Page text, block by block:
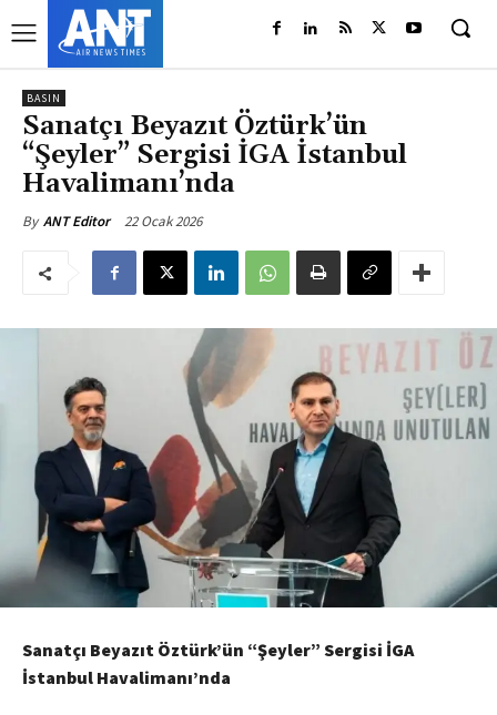
BASIN
Sanatçı Beyazıt Öztürk’ün
“Şeyler” Sergisi İGA İstanbul
Havalimanı’nda
By ANT Editor 22 Ocak 2026
Sanatçı Beyazıt Öztürk’ün “Şeyler” Sergisi İGA
İstanbul Havalimanı’nda